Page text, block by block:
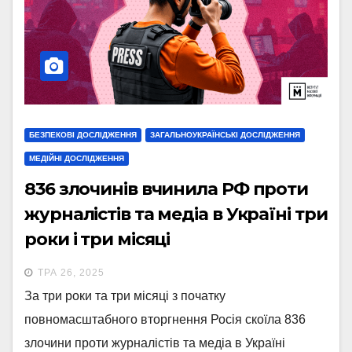
БЕЗПЕКОВІ ДОСЛІДЖЕННЯ ЗАГАЛЬНОУКРАЇНСЬКІ ДОСЛІДЖЕННЯ
МЕДІЙНІ ДОСЛІДЖЕННЯ
836 злочинів вчинила РФ проти
журналістів та медіа в Україні три
роки і три місяці
повномасштабної війни
ТРА 26, 2025
За три роки та три місяці з початку
повномасштабного вторгнення Росія скоїла 836
злочини проти журналістів та медіа в Україні